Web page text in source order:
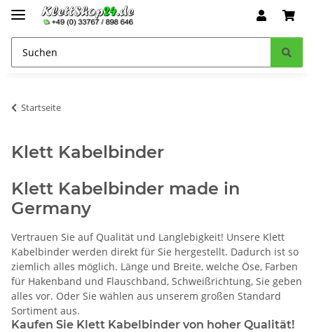
Startseite
Klett Kabelbinder
Klett Kabelbinder made in
Germany
Vertrauen Sie auf Qualität und Langlebigkeit! Unsere Klett
Kabelbinder werden direkt für Sie hergestellt. Dadurch ist so
ziemlich alles möglich. Länge und Breite, welche Öse, Farben
für Hakenband und Flauschband, Schweißrichtung, Sie geben
alles vor. Oder Sie wählen aus unserem großen Standard
Sortiment aus.
Kaufen Sie Klett Kabelbinder von hoher Qualität!